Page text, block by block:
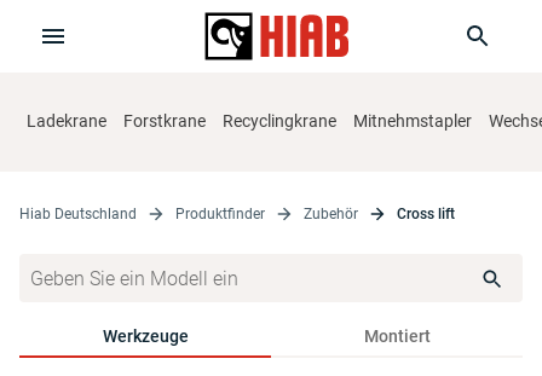
Ladekrane Forstkrane Recyclingkrane Mitnehmstapler
Hiab Deutschland Produktfinder Zubehör Cross lift
Werkzeuge Montiert